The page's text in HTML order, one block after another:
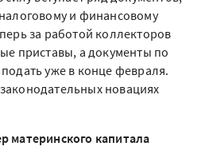
и финансовому
за работой коллекторов
приставы, а документы по
уже в конце февраля.
новациях
материнского капитала